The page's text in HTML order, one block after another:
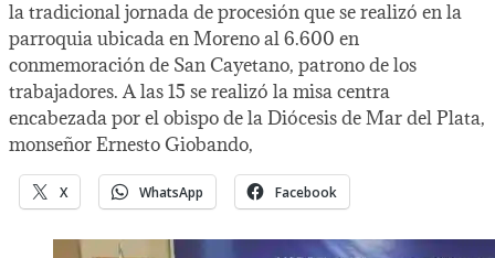
la tradicional jornada de procesión que se realizó en la
parroquia ubicada en Moreno al 6.600 en
conmemoración de San Cayetano, patrono de los
trabajadores. A las 15 se realizó la misa centra
encabezada por el obispo de la Diócesis de Mar del Plata,
monseñor Ernesto Giobando,
X WhatsApp Facebook